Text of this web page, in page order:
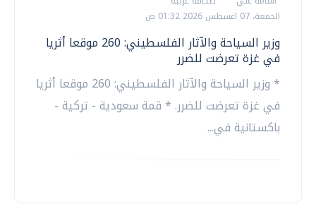
الجمعة، 07 اغسطس 2026 01:32 ص
وزير السياحة والآثار الفلسطيني: 260 موقعا أثريا
في غزة تعرضت للضرر
* وزير السياحة والآثار الفلسطيني: 260 موقعا أثريا
في غزة تعرضت للضرر. * قمة سعودية - تركية -
باكستانية في...